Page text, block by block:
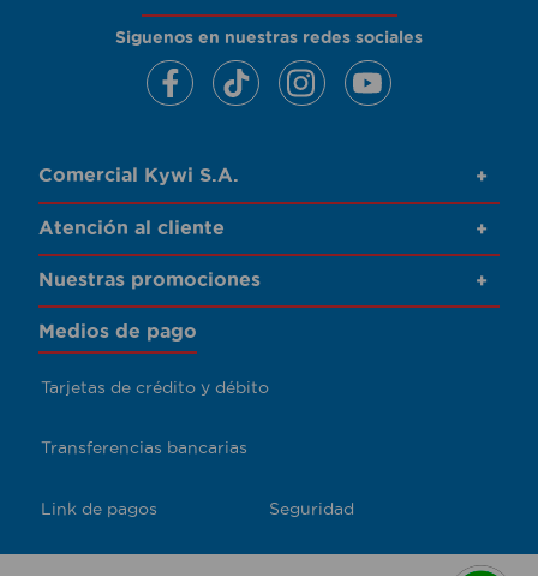
Siguenos en nuestras redes sociales
Comercial Kywi S.A. +
Atención al cliente +
Nuestras promociones +
Medios de pago
Tarjetas de crédito y débito
Transferencias bancarias
Link de pagos Seguridad